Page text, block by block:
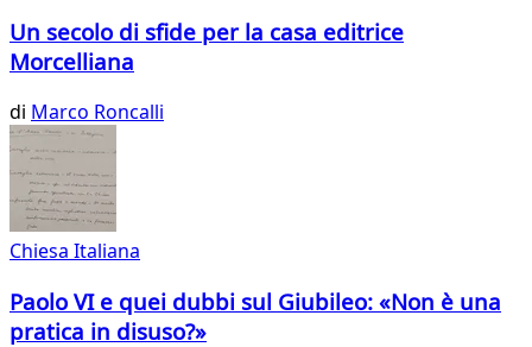
Un secolo di sfide per la casa editrice
Morcelliana
di Marco Roncalli
Chiesa Italiana
Paolo VI e quei dubbi sul Giubileo: «Non è una
pratica in disuso?»